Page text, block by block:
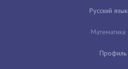
Русский язык
Математика
Профиль